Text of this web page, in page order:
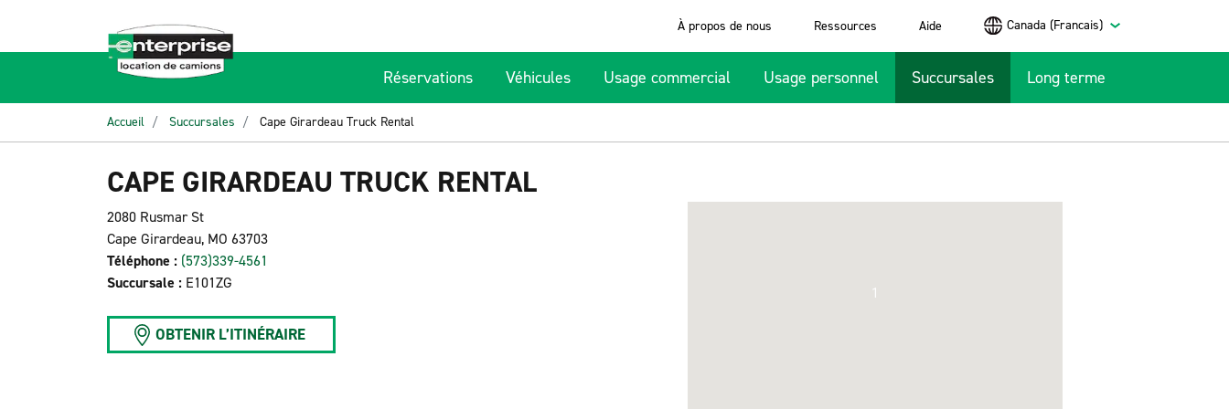
À propos de nous Ressources Aide Canada (Francais)
Réservations Véhicules Usage commercial Usage personnel Succursales Long terme
Accueil Succursales Cape Girardeau Truck Rental
CAPE GIRARDEAU TRUCK RENTAL
2080 Rusmar St
Cape Girardeau, MO 63703
Téléphone : (573)339-4561
Succursale : E101ZG
OBTENIR L’ITINÉRAIRE
1